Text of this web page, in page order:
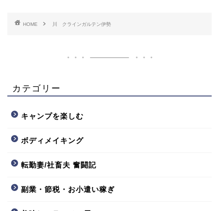
HOME 川 クラインガルテン伊勢
カテゴリー
キャンプを楽しむ
ボディメイキング
転勤妻/社畜夫 奮闘記
副業・節税・お小遣い稼ぎ